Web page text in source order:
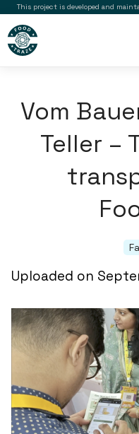
This project is developed and
Vom
Teller –
Uploaded on